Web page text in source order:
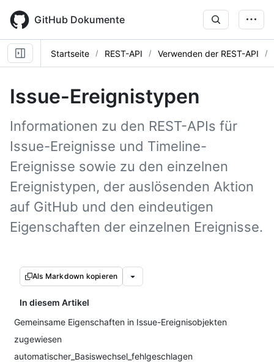
main
content
GitHub Dokumente
Startseite REST-API Verwenden der REST-API
Issue-Ereignistypen
Informationen zu den REST-APIs für
Issue-Ereignisse und Timeline-
Ereignisse sowie zu den einzelnen
Ereignistypen, der auslösenden Aktion
auf GitHub und den eindeutigen
Eigenschaften der einzelnen Ereignisse.
Als Markdown kopieren
In diesem Artikel
Gemeinsame Eigenschaften in Issue-Ereignisobjekten
zugewiesen
automatischer_Basiswechsel_fehlgeschlagen